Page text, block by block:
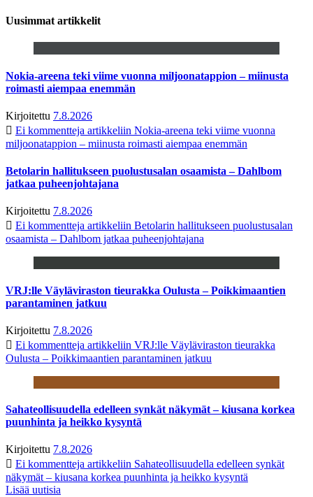
Uusimmat artikkelit
Nokia-areena teki viime vuonna miljoonatappion – miinusta
roimasti aiempaa enemmän
Kirjoitettu 7.8.2026
Ei kommentteja artikkeliin Nokia-areena teki viime vuonna
miljoonatappion – miinusta roimasti aiempaa enemmän
Betolarin hallitukseen puolustusalan osaamista – Dahlbom
jatkaa puheenjohtajana
Kirjoitettu 7.8.2026
Ei kommentteja artikkeliin Betolarin hallitukseen puolustusalan
osaamista – Dahlbom jatkaa puheenjohtajana
VRJ:lle Väyläviraston tieurakka Oulusta – Poikkimaantien
parantaminen jatkuu
Kirjoitettu 7.8.2026
Ei kommentteja artikkeliin VRJ:lle Väyläviraston tieurakka
Oulusta – Poikkimaantien parantaminen jatkuu
Sahateollisuudella edelleen synkät näkymät – kiusana korkea
puunhinta ja heikko kysyntä
Kirjoitettu 7.8.2026
Ei kommentteja artikkeliin Sahateollisuudella edelleen synkät
näkymät – kiusana korkea puunhinta ja heikko kysyntä
Lisää uutisia